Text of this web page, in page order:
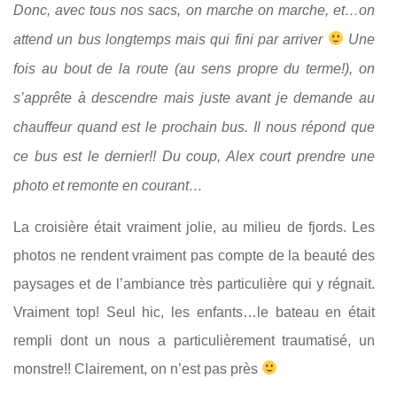
Donc, avec tous nos sacs, on marche on marche, et…on
attend un bus longtemps mais qui fini par arriver
Une
fois au bout de la route (au sens propre du terme!), on
s’apprête à descendre mais juste avant je demande au
chauffeur quand est le prochain bus. Il nous répond que
ce bus est le dernier!! Du coup, Alex court prendre une
photo et remonte en courant…
La croisière était vraiment jolie, au milieu de fjords. Les
photos ne rendent vraiment pas compte de la beauté des
paysages et de l’ambiance très particulière qui y régnait.
Vraiment top! Seul hic, les enfants…le bateau en était
rempli dont un nous a particulièrement traumatisé, un
monstre!! Clairement, on n’est pas près